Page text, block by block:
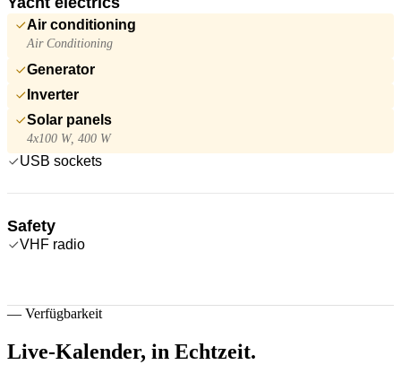
Air conditioning
Air Conditioning
Generator
Inverter
Solar panels
4x100 W, 400 W
USB sockets
Safety
VHF radio
— Verfügbarkeit
Live-Kalender, in Echtzeit.